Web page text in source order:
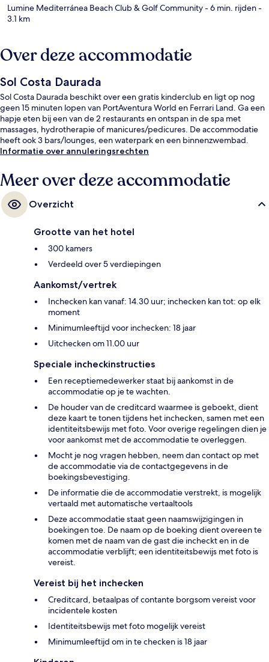
Lumine Mediterránea Beach Club & Golf Community- 6 min. rijden-
3.1 km
Over deze accommodatie
Sol Costa Daurada
Sol Costa Daurada beschikt over een gratis kinderclub en ligt op nog
geen 15 minuten lopen van PortAventura World en Ferrari Land. Ga een
hapje eten bij een van de 2 restaurants en ontspan in de spa met
massages, hydrotherapie of manicures/pedicures. De accommodatie
heeft ook 3 bars/lounges, een waterpark en een binnenzwembad.
Informatie over annuleringsrechten
Meer over deze accommodatie
Overzicht
Grootte van het hotel
300 kamers
Verdeeld over 5 verdiepingen
Aankomst/vertrek
Inchecken kan vanaf: 14.30 uur; inchecken kan tot: op elk
moment
Minimumleeftijd voor inchecken: 18 jaar
Uitchecken om 11.00 uur
Speciale incheckinstructies
Een receptiemedewerker staat bij aankomst in de
accommodatie op je te wachten.
De houder van de creditcard waarmee is geboekt, dient
deze kaart te tonen tijdens het inchecken, samen met een
identiteitsbewijs met foto. Voor overige regelingen dien je
voor aankomst met de accommodatie te overleggen.
Mocht je nog vragen hebben, neem dan contact op met
de accommodatie via de contactgegevens in de
boekingsbevestiging.
De informatie die de accommodatie verstrekt, is mogelijk
vertaald met automatische vertaaltools
Deze accommodatie staat geen naamswijzigingen in
boekingen toe. De naam op de boeking dient overeen te
komen met de naam van de gast die incheckt en in de
accommodatie verblijft; een identiteitsbewijs met foto is
vereist.
Vereist bij het inchecken
Creditcard, betaalpas of contante borgsom vereist voor
incidentele kosten
Identiteitsbewijs met foto mogelijk vereist
Minimumleeftijd om in te checken is 18 jaar